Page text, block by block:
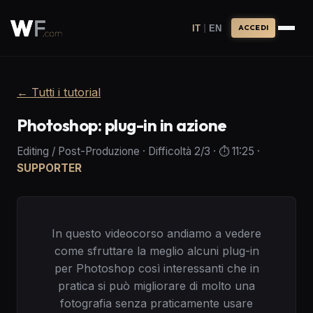
IT | EN ACCEDI
← Tutti i tutorial
Photoshop: plug-in in azione
Editing / Post-Produzione · Difficoltà 2/3 · ⏱️11:25 ·
SUPPORTER
In questo videocorso andiamo a vedere
come sfruttare la meglio alcuni plug-in
per Photoshop così interessanti che in
pratica si può migliorare di molto una
fotografia senza praticamente usare